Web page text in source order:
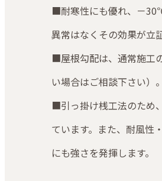
■耐寒性にも優れ、－
異常はなくその効果が立
■屋根勾配は、通常施工
い場合はご相談下さい）。
■引っ掛け桟工法のため
ています。また、耐風性
にも強さを発揮します。